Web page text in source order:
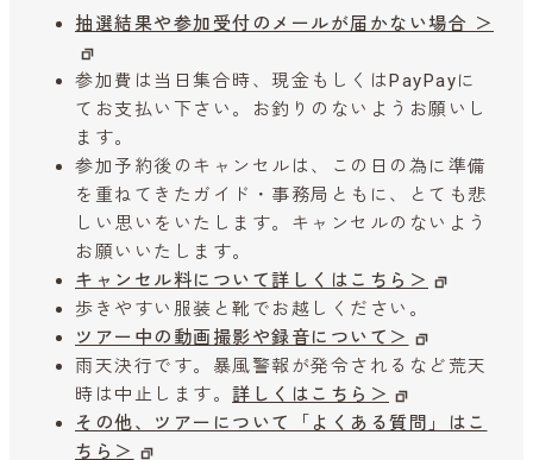
抽選結果や参加受付のメールが届かない場合 ＞
参加費は当日集合時、現金もしくはPayPayに
てお支払い下さい。お釣りのないようお願いし
ます。
参加予約後のキャンセルは、この日の為に準備
を重ねてきたガイド・事務局ともに、とても悲
しい思いをいたします。キャンセルのないよう
お願いいたします。
キャンセル料について詳しくはこちら＞
歩きやすい服装と靴でお越しください。
ツアー中の動画撮影や録音について＞
雨天決行です。暴風警報が発令されるなど荒天
時は中止します。 詳しくはこちら＞
その他、ツアーについて「よくある質問」はこ
ちら＞